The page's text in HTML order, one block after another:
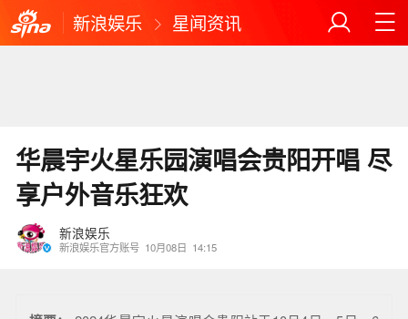
新浪娱乐 星闻资讯
华晨宇火星乐园演唱会贵阳开唱 尽
享户外音乐狂欢
新浪娱乐
新浪娱乐官方账号 10月08日 14:15